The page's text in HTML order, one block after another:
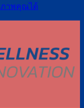
ภาพคุณได้